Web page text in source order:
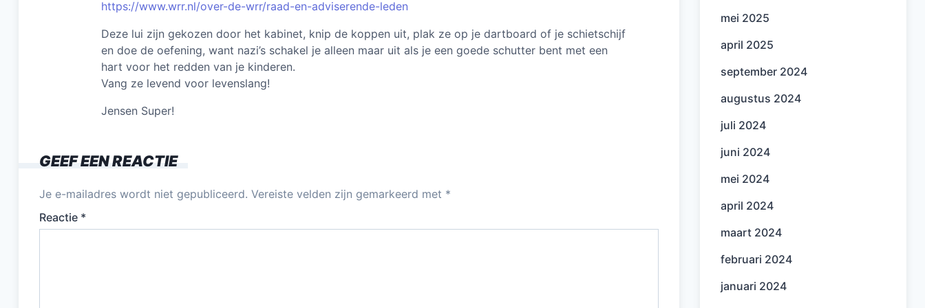
https://www.wrr.nl/over-de-wrr/raad-en-adviserende-leden
Deze lui zijn gekozen door het kabinet, knip de koppen uit, plak ze op je dartboard of je schietschijf
en doe de oefening, want nazi’s schakel je alleen maar uit als je een goede schutter bent met een
hart voor het redden van je kinderen.
Vang ze levend voor levenslang!
Jensen Super!
GEEF EEN REACTIE
Je e-mailadres wordt niet gepubliceerd. Vereiste velden zijn gemarkeerd met *
Reactie *
mei 2025
april 2025
september 2024
augustus 2024
juli 2024
juni 2024
mei 2024
april 2024
maart 2024
februari 2024
januari 2024